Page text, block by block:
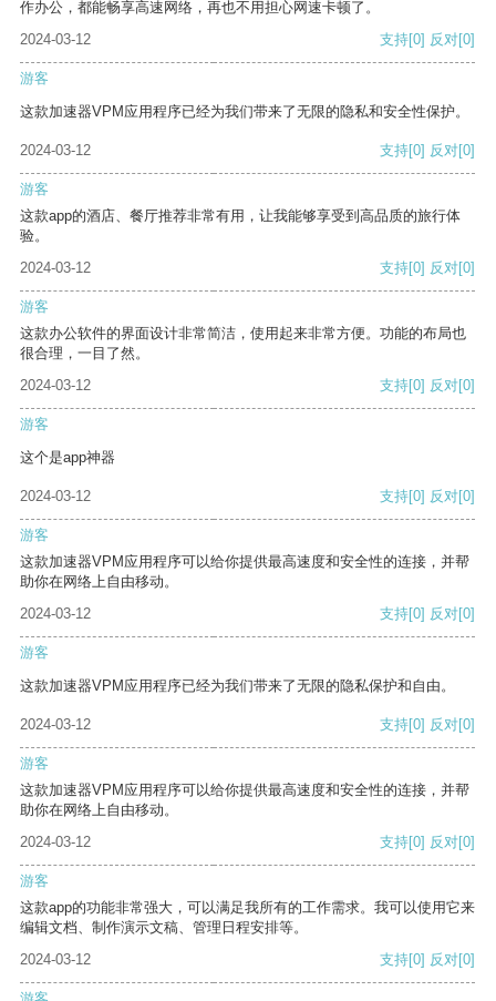
作办公，都能畅享高速网络，再也不用担心网速卡顿了。
2024-03-12
支持[0] 反对[0]
游客
这款加速器VPM应用程序已经为我们带来了无限的隐私和安全性保护。
2024-03-12 支持[0] 反对[0]
游客
这款app的酒店、餐厅推荐非常有用，让我能够享受到高品质的旅行体
验。
2024-03-12
支持[0] 反对[0]
游客
这款办公软件的界面设计非常简洁，使用起来非常方便。功能的布局也
很合理，一目了然。
2024-03-12
支持[0] 反对[0]
游客
这个是app神器
2024-03-12 支持[0] 反对[0]
游客
这款加速器VPM应用程序可以给你提供最高速度和安全性的连接，并帮
助你在网络上自由移动。
2024-03-12
支持[0] 反对[0]
游客
这款加速器VPM应用程序已经为我们带来了无限的隐私保护和自由。
2024-03-12 支持[0] 反对[0]
游客
这款加速器VPM应用程序可以给你提供最高速度和安全性的连接，并帮
助你在网络上自由移动。
2024-03-12
支持[0] 反对[0]
游客
这款app的功能非常强大，可以满足我所有的工作需求。我可以使用它来
编辑文档、制作演示文稿、管理日程安排等。
2024-03-12
支持[0] 反对[0]